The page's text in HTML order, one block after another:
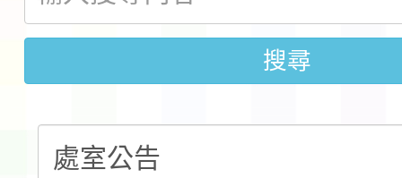
速演練執行計畫」
法」
本校115學年度第1學
第3次招考代課鐘點教
告(不再辦理後續甄選)
檢送「桃園市115學年
賽實施要點」1份
本市「115學年度學生
搜尋